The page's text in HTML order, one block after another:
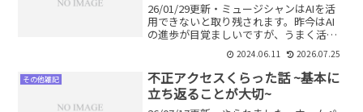
26/01/29更新・ミュージシャンはAIを活
用できないと取り残されます。昨今はAI
の進歩が目覚ましいですが、うまく活用
するとかなり便利です。ChatGPTとは？
音楽生成AIとは？メリット・活用法など
詳しく解説します。
2024.06.11 2026.07.25
その他雑記
不正アクセスくらった話 ~基本に
立ち返ることが大切~